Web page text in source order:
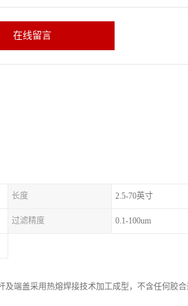
在线留言
长度 2.5-70英寸
过滤精度 0.1-100um
及端盖采用热熔焊接技术加工成型，不含任何